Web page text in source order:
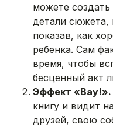
можете
детали сюжета,
показав, как
ребенка. Сам
время, чтобы
бесценный акт
Эффект «Вау!».
книгу и видит
друзей, свою